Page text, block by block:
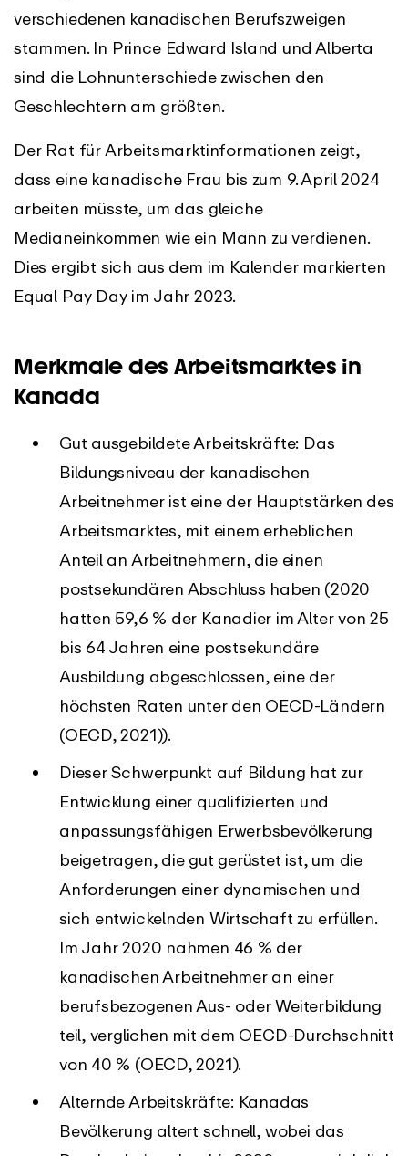
verschiedenen kanadischen Berufszweigen
stammen. In Prince Edward Island und Alberta
sind die Lohnunterschiede zwischen den
Geschlechtern am größten.
Der Rat für Arbeitsmarktinformationen zeigt,
dass eine kanadische Frau bis zum 9. April 2024
arbeiten müsste, um das gleiche
Medianeinkommen wie ein Mann zu verdienen.
Dies ergibt sich aus dem im Kalender markierten
Equal Pay Day im Jahr 2023.
Merkmale des Arbeitsmarktes in
Kanada
Gut ausgebildete Arbeitskräfte: Das
Bildungsniveau der kanadischen
Arbeitnehmer ist eine der Hauptstärken des
Arbeitsmarktes, mit einem erheblichen
Anteil an Arbeitnehmern, die einen
postsekundären Abschluss haben (2020
hatten 59,6 % der Kanadier im Alter von 25
bis 64 Jahren eine postsekundäre
Ausbildung abgeschlossen, eine der
höchsten Raten unter den OECD-Ländern
(OECD, 2021)).
Dieser Schwerpunkt auf Bildung hat zur
Entwicklung einer qualifizierten und
anpassungsfähigen Erwerbsbevölkerung
beigetragen, die gut gerüstet ist, um die
Anforderungen einer dynamischen und
sich entwickelnden Wirtschaft zu erfüllen.
Im Jahr 2020 nahmen 46 % der
kanadischen Arbeitnehmer an einer
berufsbezogenen Aus- oder Weiterbildung
teil, verglichen mit dem OECD-Durchschnitt
von 40 % (OECD, 2021).
Alternde Arbeitskräfte: Kanadas
Bevölkerung altert schnell, wobei das